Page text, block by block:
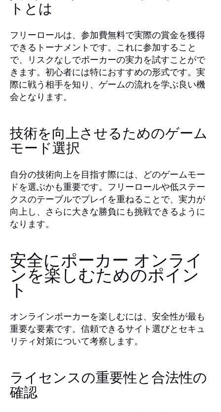
トとは
フリーロールは、参加費無料で実際の賞金を獲得
できるトーナメントです。これに参加すること
で、リスクなしでポーカーの実力を試すことがで
きます。初心者には特におすすめの形式です。実
際に戦う相手を知り、ゲームの流れを学ぶ良い機
会となります。
技術を向上させるためのゲーム
モード選択
自分の技術向上を目指す際には、どのゲームモー
ドを選ぶかも重要です。フリーロールや低ステー
クスのテーブルでプレイを重ねることで、実力が
向上し、さらに大きな勝負にも挑戦できるように
なります。
安全にポーカー オンライ
ンを楽しむためのポイン
ト
オンラインポーカーを楽しむには、安全性が最も
重要な要素です。信頼できるサイト選びとセキュ
リティ対策について考察します。
ライセンスの重要性と合法性の
確認